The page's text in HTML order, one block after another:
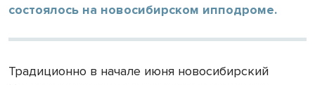
состоялось на новосибирском ипподроме.
Традиционно в начале июня новосибирский